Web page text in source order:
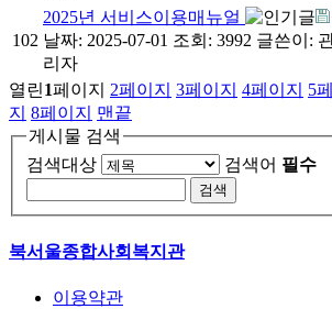
102
2025년 서비스이용매뉴얼
날짜: 2025-07-01 조회: 3992 글쓴이:
리자
열린1페이지 2페이지 3페이지 4페이지 5
지 8페이지
맨끝
게시물 검색
검색대상
검색어 필수
북서울종합사회복지관
이용약관